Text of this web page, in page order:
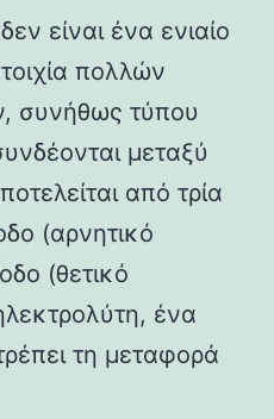
είναι ένα ενιαίο
πολλών
συνήθως τύπου
μεταξύ
από τρία
(αρνητικό
(θετικό
ένα
τη μεταφορά